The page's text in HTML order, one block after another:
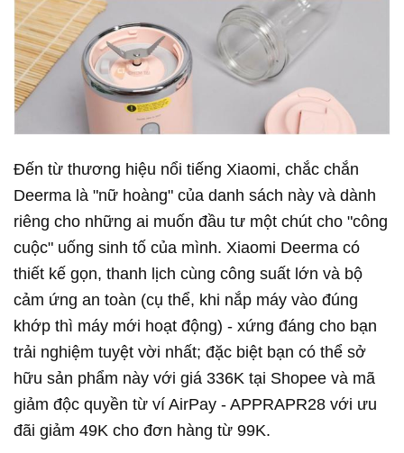
Đến từ thương hiệu nổi tiếng Xiaomi, chắc chắn
Deerma là "nữ hoàng" của danh sách này và dành
riêng cho những ai muốn đầu tư một chút cho "công
cuộc" uống sinh tố của mình. Xiaomi Deerma có
thiết kế gọn, thanh lịch cùng công suất lớn và bộ
cảm ứng an toàn (cụ thể, khi nắp máy vào đúng
khớp thì máy mới hoạt động) - xứng đáng cho bạn
trải nghiệm tuyệt vời nhất; đặc biệt bạn có thể sở
hữu sản phẩm này với giá 336K tại Shopee và mã
giảm độc quyền từ ví AirPay - APPRAPR28 với ưu
đãi giảm 49K cho đơn hàng từ 99K.